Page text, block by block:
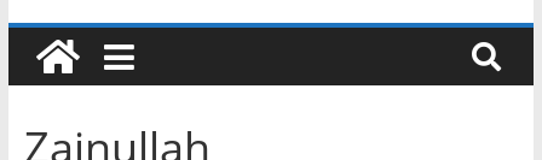
Zainullah